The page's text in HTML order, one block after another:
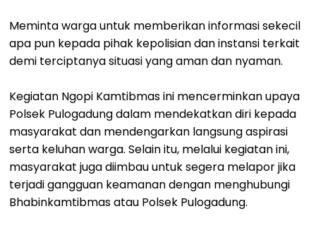
Meminta warga untuk memberikan informasi sekecil
apa pun kepada pihak kepolisian dan instansi terkait
demi terciptanya situasi yang aman dan nyaman.
Kegiatan Ngopi Kamtibmas ini mencerminkan upaya
Polsek Pulogadung dalam mendekatkan diri kepada
masyarakat dan mendengarkan langsung aspirasi
serta keluhan warga. Selain itu, melalui kegiatan ini,
masyarakat juga diimbau untuk segera melapor jika
terjadi gangguan keamanan dengan menghubungi
Bhabinkamtibmas atau Polsek Pulogadung.